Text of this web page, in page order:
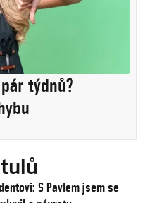
týdnů?
S Pavlem jsem se